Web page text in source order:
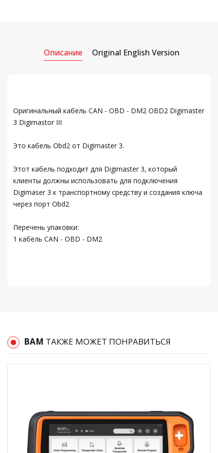
Описание Original English Version
Оригинальный кабель CAN - OBD - DM2 OBD2 Digimaster
3 Digimastor III
Это кабель Obd2 от Digimaster 3.
Этот кабель подходит для Digimaster 3, который
клиенты должны использовать для подключения
Digimaser 3 к транспортному средству и создания ключа
через порт Obd2.
Перечень упаковки:
1 кабель CAN - OBD - DM2
ВАМ ТАКЖЕ МОЖЕТ ПОНРАВИТЬСЯ